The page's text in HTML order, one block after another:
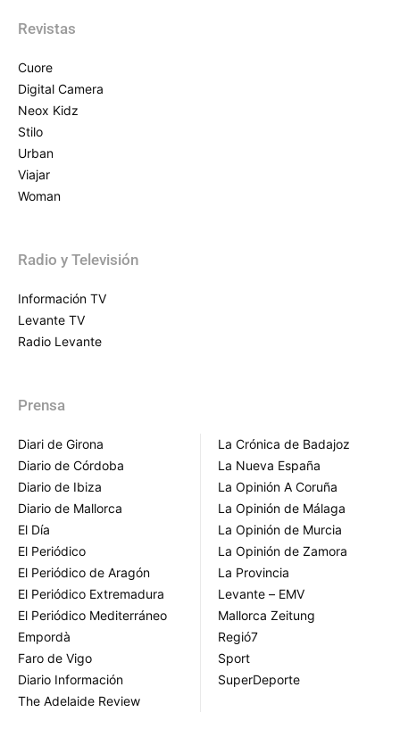
Revistas
Cuore
Digital Camera
Neox Kidz
Stilo
Urban
Viajar
Woman
Radio y Televisión
Información TV
Levante TV
Radio Levante
Prensa
Diari de Girona
Diario de Córdoba
Diario de Ibiza
Diario de Mallorca
El Día
El Periódico
El Periódico de Aragón
El Periódico Extremadura
El Periódico Mediterráneo
Empordà
Faro de Vigo
Diario Información
The Adelaide Review
La Crónica de Badajoz
La Nueva España
La Opinión A Coruña
La Opinión de Málaga
La Opinión de Murcia
La Opinión de Zamora
La Provincia
Levante – EMV
Mallorca Zeitung
Regió7
Sport
SuperDeporte